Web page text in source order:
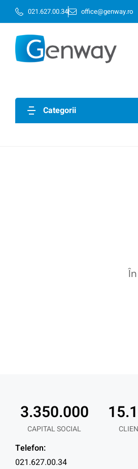
021.627.00.34 office@genway.ro
Categorii
CAPITAL SOCIAL
3.350.000
Telefon:
021.627.00.34